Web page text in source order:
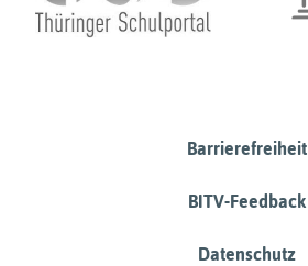
Barrierefreiheit
BITV-Feedback
Datenschutz